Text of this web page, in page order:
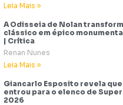
Leia Mais »
A Odisseia de Nolan
clássico em épico
| Crítica
Renan Nunes
Leia Mais »
Giancarlo Esposito revela
entrou para o elenco de
2026